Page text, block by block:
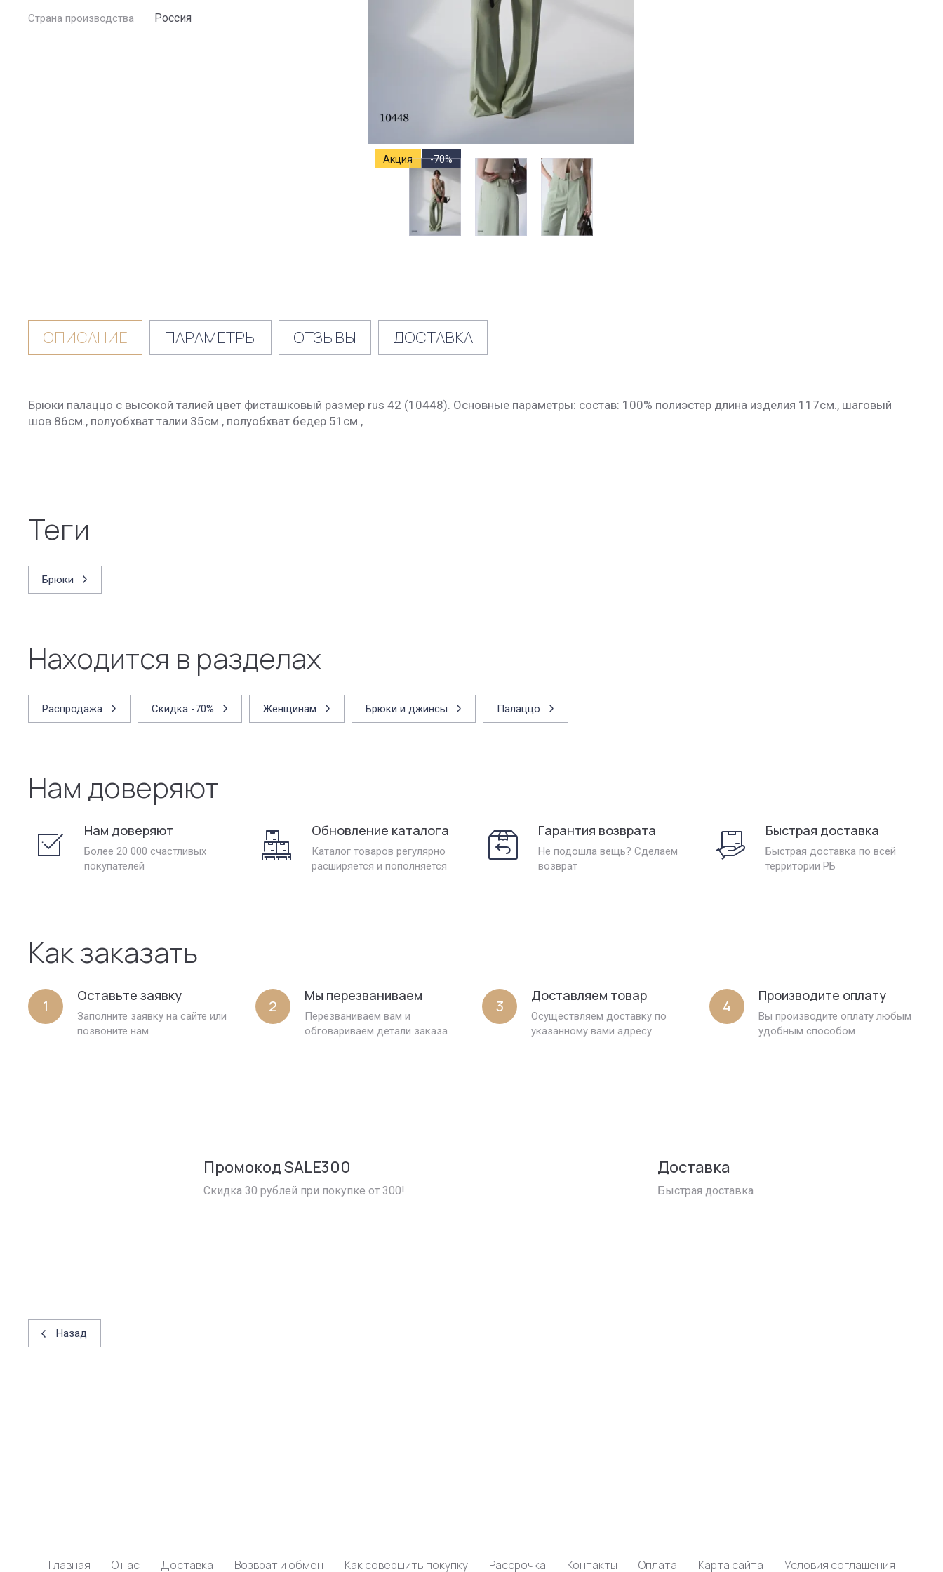
Страна производства Россия
Акция -70%
ОПИСАНИЕ ПАРАМЕТРЫ ОТЗЫВЫ ДОСТАВКА
Брюки палаццо с высокой талией цвет фисташковый размер rus 42 (10448). Основные параметры: состав: 100% полиэстер длина изделия 117см., шаговый
шов 86см., полуобхват талии 35см., полуобхват бедер 51см.,
теги
Брюки
Находится в разделах
Распродажа Скидка -70% Женщинам Брюки и джинсы Палаццо
Нам доверяют
Нам доверяют
Более 20 000 счастливых
покупателей
Обновление каталога
Каталог товаров регулярно
расширяется и пополняется
Гарантия возврата
Не подошла вещь? Сделаем
возврат
Быстрая доставка
Быстрая доставка по всей
территории РБ
Как заказать
1
Оставьте заявку
Заполните заявку на сайте или
позвоните нам
2
Мы перезваниваем
Перезваниваем вам и
обговариваем детали заказа
3
Доставляем товар
Осуществляем доставку по
указанному вами адресу
4
Производите оплату
Вы производите оплату любым
удобным способом
Промокод SALE300
Скидка 30 рублей при покупке от 300!
Доставка
Быстрая доставка
Назад
Главная О нас Доставка Возврат и обмен Как совершить покупку Рассрочка Контакты Оплата Карта сайта Условия соглашения